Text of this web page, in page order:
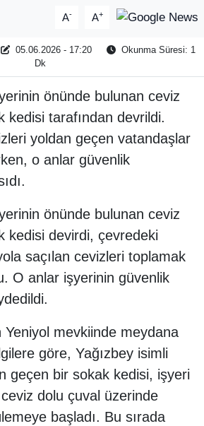
A- A+
05.06.2026 - 17:20
Okunma Süresi: 1
Dk
önünde bulunan ceviz
kedisi tarafından devrildi.
yoldan geçen vatandaşlar
o anlar güvenlik
önünde bulunan ceviz
kedisi devirdi, çevredeki
saçılan cevizleri toplamak
O anlar işyerinin güvenlik
mevkiinde meydana
göre, Yağızbey isimli
geçen bir sokak kedisi, işyeri
dolu çuval üzerinde
başladı. Bu sırada